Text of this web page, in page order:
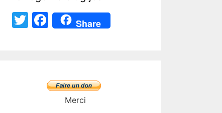
T
F
b
Share
Merci